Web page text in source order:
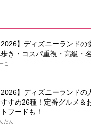
2026】ディズニーランド
き・コスパ重視・高級・
こ
2026】ディズニーランド
すめ26種！定番グルメ＆
フードも！
だん